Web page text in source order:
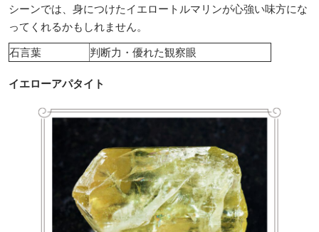
シーンでは、身につけたイエロートルマリンが心強い味方にな
ってくれるかもしれません。
石言葉
判断力・優れた観察眼
イエローアパタイト